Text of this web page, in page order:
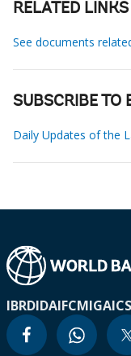
RELATED LINKS
See documents
SUBSCRIBE TO
Daily Updates of the
IBRDIDAIFCMIGA